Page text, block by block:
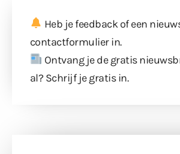
Heb je feedback of een
contactformulierin.
Ontvang je de gratis
al? Schrijf je gratis in.